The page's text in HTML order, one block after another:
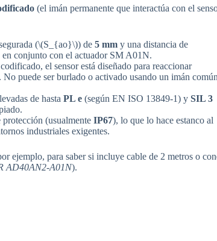
(el imán permanente que interactúa con el
(\(S_{ao}\)) de 5 mm y una distancia de
en conjunto con el actuador SM A01N.
el sensor está diseñado para reaccionar
. No puede ser burlado o activado usando un imán
de hasta PL e (según EN ISO 13849-1) y SIL 3
(usualmente IP67), lo que lo hace estanco al
industriales exigentes.
ejemplo, para saber si incluye cable de 2 metros o
AD40AN2-A01N).